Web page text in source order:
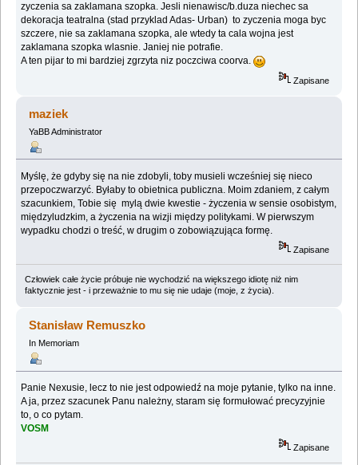
zyczenia sa zaklamana szopka. Jesli nienawisc/b.duza niechec sa
dekoracja teatralna (stad przyklad Adas- Urban) to zyczenia moga byc
szczere, nie sa zaklamana szopka, ale wtedy ta cala wojna jest
zaklamana szopka wlasnie. Janiej nie potrafie.
A ten pijar to mi bardziej zgrzyta niz poczciwa coorva.
Zapisane
maziek
YaBB Administrator
Myślę, że gdyby się na nie zdobyli, toby musieli wcześniej się nieco
przepoczwarzyć. Byłaby to obietnica publiczna. Moim zdaniem, z całym
szacunkiem, Tobie się mylą dwie kwestie - życzenia w sensie osobistym,
międzyludzkim, a życzenia na wizji między politykami. W pierwszym
wypadku chodzi o treść, w drugim o zobowiązująca formę.
Zapisane
Człowiek całe życie próbuje nie wychodzić na większego idiotę niż nim
faktycznie jest - i przeważnie to mu się nie udaje (moje, z życia).
Stanisław Remuszko
In Memoriam
Panie Nexusie, lecz to nie jest odpowiedź na moje pytanie, tylko na inne.
A ja, przez szacunek Panu należny, staram się formułować precyzyjnie
to, o co pytam.
VOSM
Zapisane